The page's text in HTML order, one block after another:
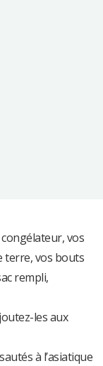
vos
terre, vos bouts
rempli,
les aux
à l’asiatique